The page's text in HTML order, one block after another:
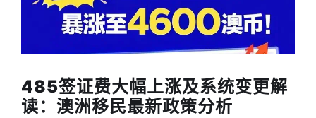
485签证费大幅上涨及系统变更解
读：澳洲移民最新政策分析